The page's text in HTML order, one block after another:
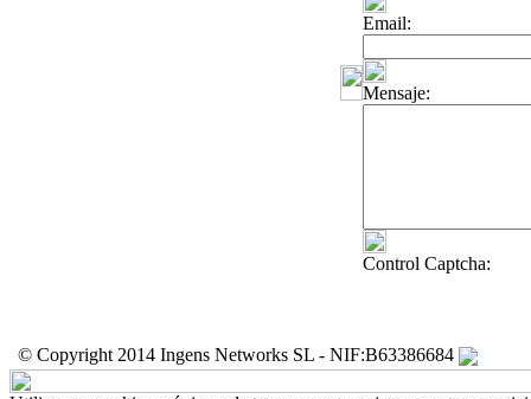
Email:
Mensaje:
Control Captcha:
© Copyright 2014 Ingens Networks SL - NIF:B63386684